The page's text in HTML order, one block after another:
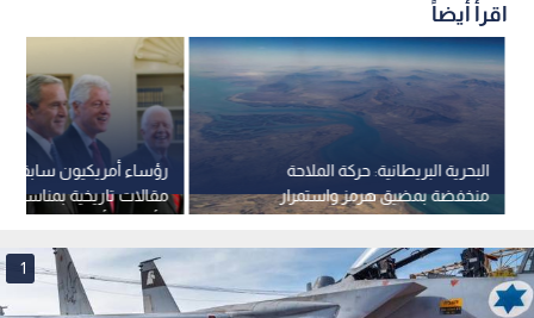
اقرأ أيضاً
رؤساء أمريكيون
لتأسيس أمريكا دون ذكر
البحرية البريطانية: حركة الملاحة
منخفضة بمضيق هرمز واستمرار
مضايقات الحرس الثوري
1